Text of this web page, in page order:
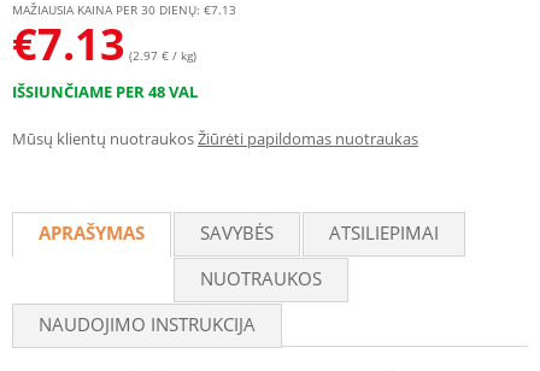
MAŽIAUSIA KAINA PER 30 DIENŲ: €7.13
€7.13 (2.97 € / kg)
IŠSIUNČIAME PER 48 VAL
Mūsų klientų nuotraukosŽiūrėti papildomas nuotraukas
APRAŠYMAS SAVYBĖS
ATSILIEPIMAI
NUOTRAUKOS
NAUDOJIMO INSTRUKCIJA